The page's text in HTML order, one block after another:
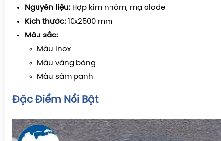
Nguyên liệu: Hợp kim nhôm, mạ alode
Kích thước: 10x2500 mm
Màu sắc:
Màu inox
Màu vàng bóng
Màu sâm panh
Đặc Điểm Nổi Bật